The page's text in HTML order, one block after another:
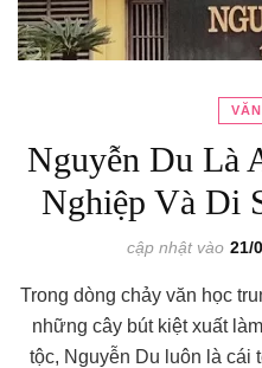
Nguyễn Du Là
Nghiệp Và Di
cập nhật vào 21/
Trong dòng chảy văn học
những cây bút kiệt xuất
tộc, Nguyễn Du luôn là